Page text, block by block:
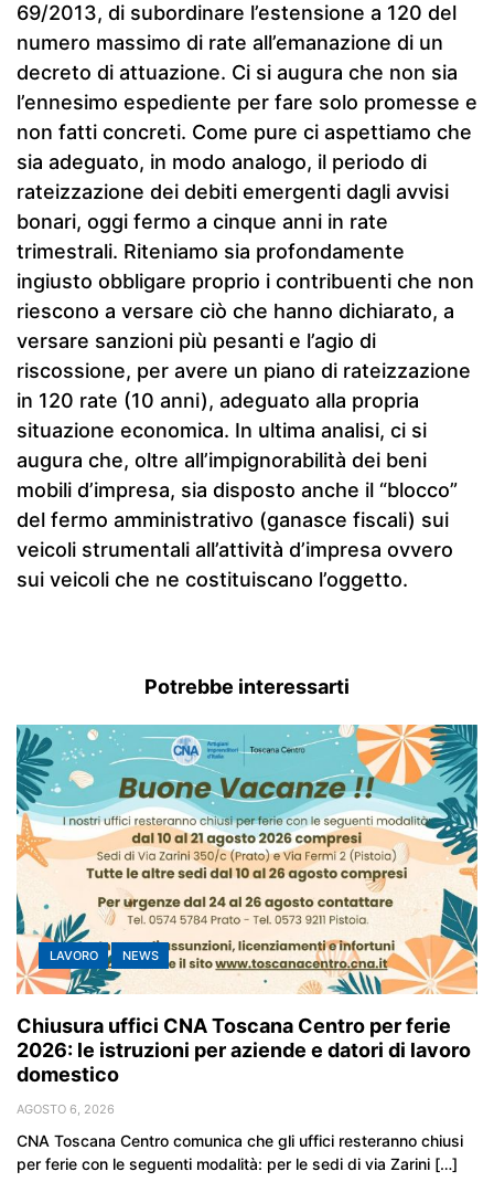
69/2013, di subordinare l’estensione a 120 del
numero massimo di rate all’emanazione di un
decreto di attuazione. Ci si augura che non sia
l’ennesimo espediente per fare solo promesse e
non fatti concreti. Come pure ci aspettiamo che
sia adeguato, in modo analogo, il periodo di
rateizzazione dei debiti emergenti dagli avvisi
bonari, oggi fermo a cinque anni in rate
trimestrali. Riteniamo sia profondamente
ingiusto obbligare proprio i contribuenti che non
riescono a versare ciò che hanno dichiarato, a
versare sanzioni più pesanti e l’agio di
riscossione, per avere un piano di rateizzazione
in 120 rate (10 anni), adeguato alla propria
situazione economica. In ultima analisi, ci si
augura che, oltre all’impignorabilità dei beni
mobili d’impresa, sia disposto anche il “blocco”
del fermo amministrativo (ganasce fiscali) sui
veicoli strumentali all’attività d’impresa ovvero
sui veicoli che ne costituiscano l’oggetto.
Potrebbe interessarti
LAVORO NEWS
Chiusura uffici CNA Toscana Centro per ferie
2026: le istruzioni per aziende e datori di lavoro
domestico
AGOSTO 6, 2026
CNA Toscana Centro comunica che gli uffici resteranno chiusi
per ferie con le seguenti modalità: per le sedi di via Zarini […]